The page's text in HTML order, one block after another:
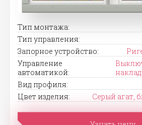
Тип монтажа:
Тип управления:
Запорное устройство:
Управление
автоматикой:
Вид профиля:
Цвет изделия:
Серый агат,